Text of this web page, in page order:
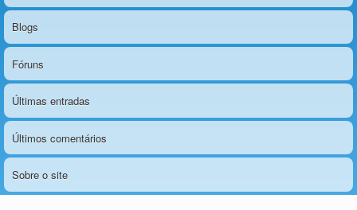
Blogs
Fóruns
Últimas entradas
Últimos comentários
Sobre o site